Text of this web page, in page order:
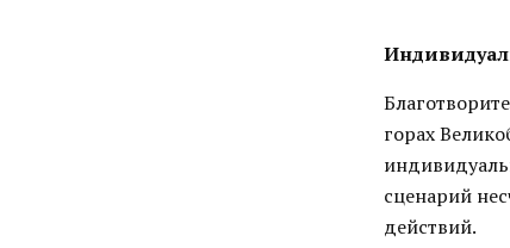
горах
сценарий
действий.